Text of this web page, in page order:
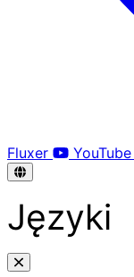
Fluxer YouTube
Języki